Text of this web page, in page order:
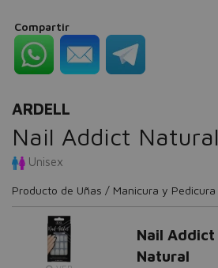
Compartir
ARDELL
Nail Addict Natural
Unisex
Producto de Uñas / Manicura y Pedicura
Nail Addict
Natural